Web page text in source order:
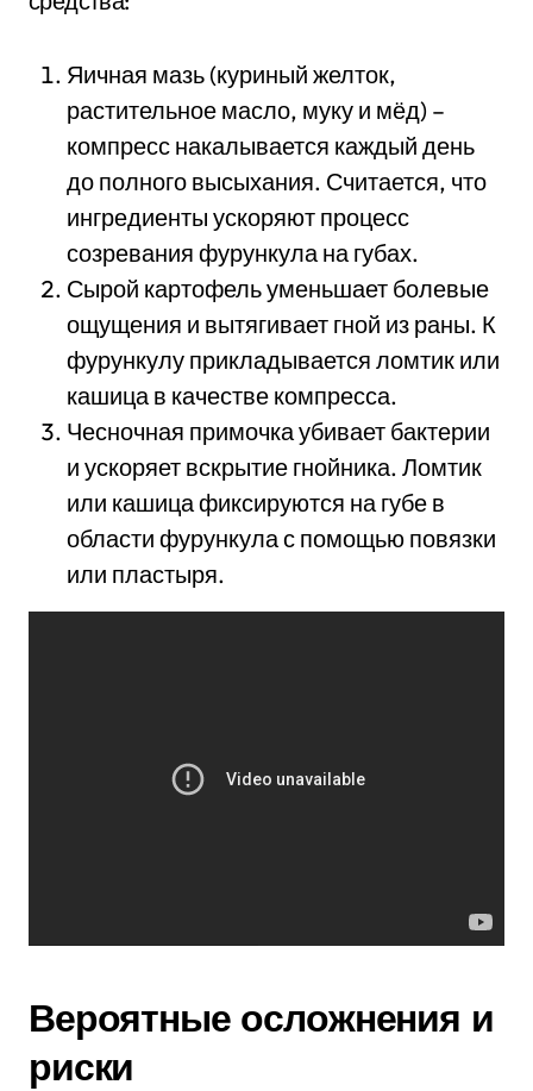
Яичная мазь (куриный желток,
растительное масло, муку и мёд) –
компресс накалывается каждый день
до полного высыхания. Считается, что
ингредиенты ускоряют процесс
созревания фурункула на губах.
Сырой картофель уменьшает болевые
ощущения и вытягивает гной из раны. К
фурункулу прикладывается ломтик или
кашица в качестве компресса.
Чесночная примочка убивает бактерии
и ускоряет вскрытие гнойника. Ломтик
или кашица фиксируются на губе в
области фурункула с помощью повязки
или пластыря.
Вероятные осложнения и
риски